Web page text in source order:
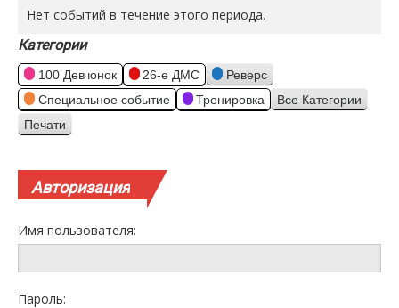
Нет событий в течение этого периода.
Категории
100 Девчонок 26-е ДМС
Реверс
Специальное событие
Тренировка Все Категории
Просмотр
Печати
Авторизация
Имя пользователя:
Пароль: